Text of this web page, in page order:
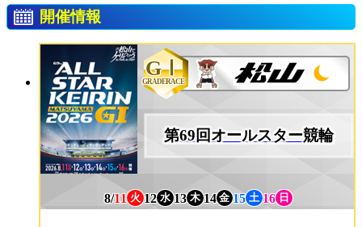
開催情報
GⅠ
GRADERACE
第69回オールスター競輪
8/11 火 12 水 13 木 14 金 15 土 16 日